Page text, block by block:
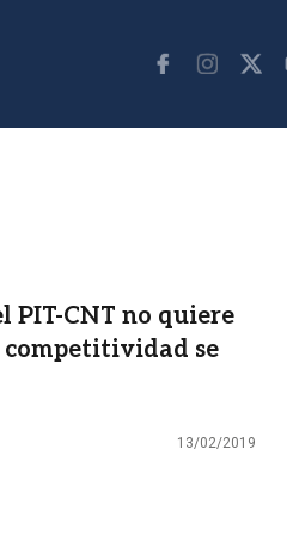
PIT-CNT no quiere
se
13/02/2019